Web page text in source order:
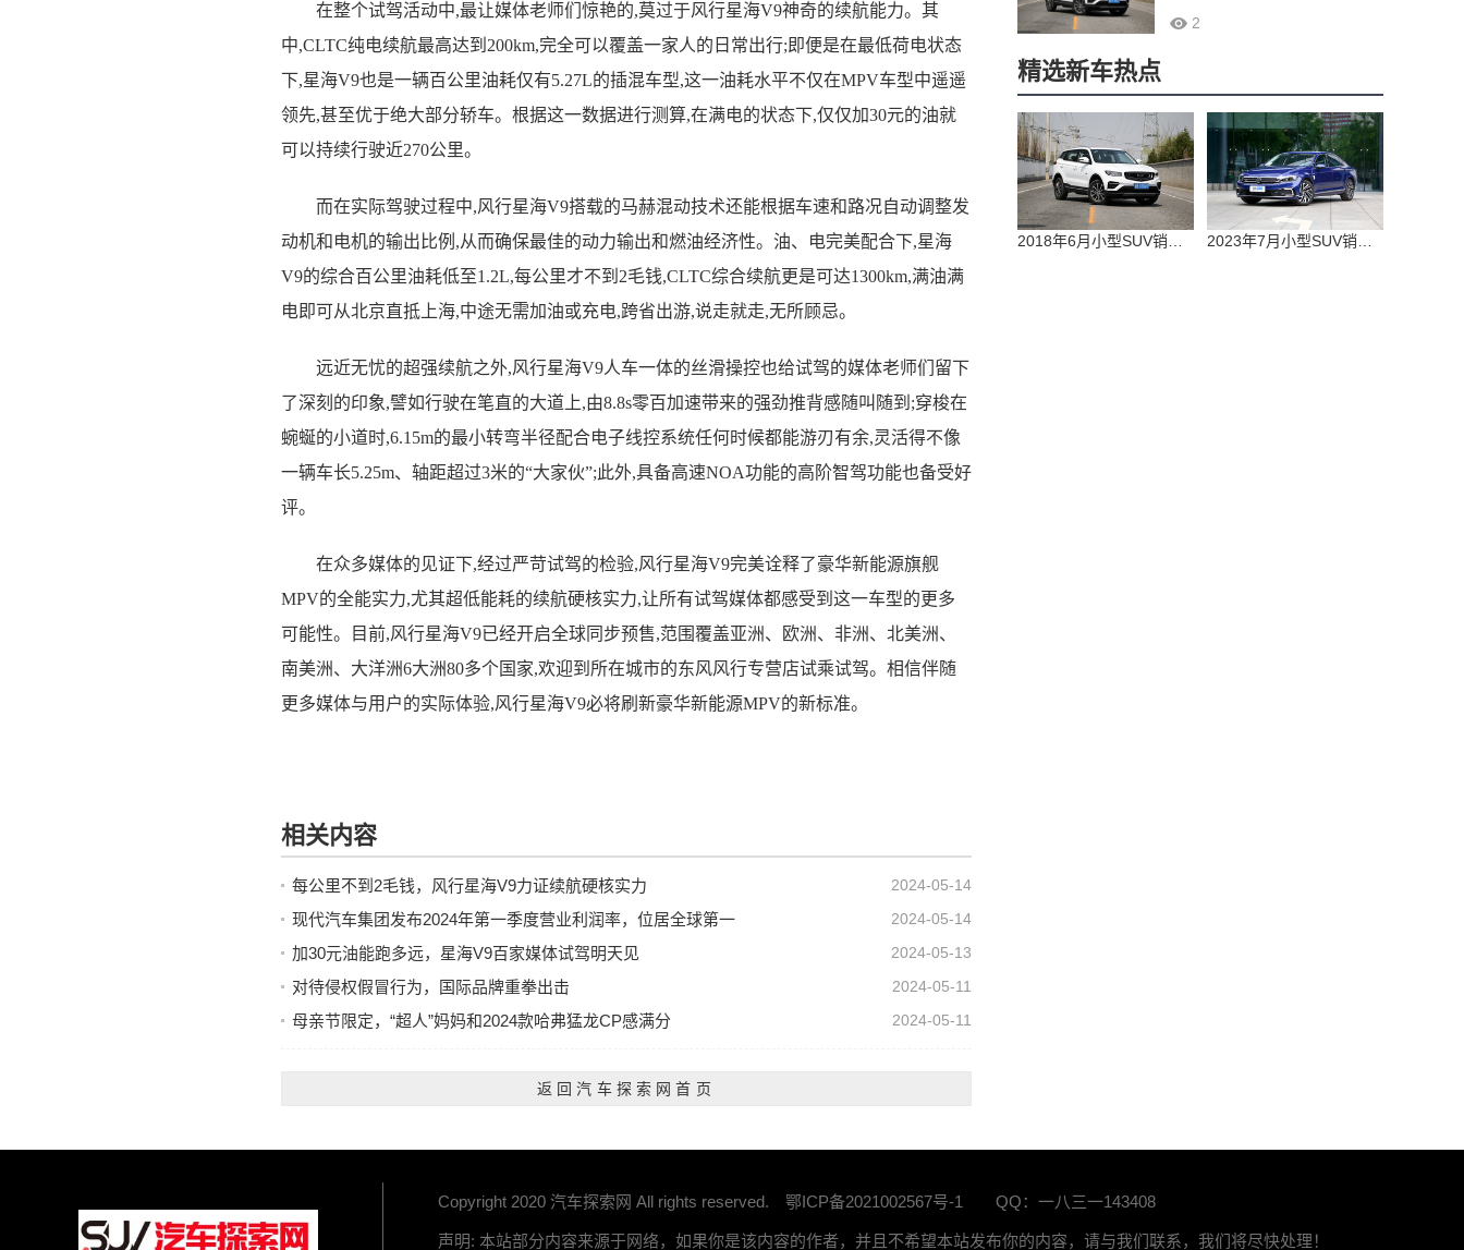
在整个试驾活动中,最让媒体老师们惊艳的,莫过于风行星海V9神奇的续航能力。其
中,CLTC纯电续航最高达到200km,完全可以覆盖一家人的日常出行;即便是在最低荷电状态
下,星海V9也是一辆百公里油耗仅有5.27L的插混车型,这一油耗水平不仅在MPV车型中遥遥
领先,甚至优于绝大部分轿车。根据这一数据进行测算,在满电的状态下,仅仅加30元的油就
可以持续行驶近270公里。
而在实际驾驶过程中,风行星海V9搭载的马赫混动技术还能根据车速和路况自动调整发
动机和电机的输出比例,从而确保最佳的动力输出和燃油经济性。油、电完美配合下,星海
V9的综合百公里油耗低至1.2L,每公里才不到2毛钱,CLTC综合续航更是可达1300km,满油满
电即可从北京直抵上海,中途无需加油或充电,跨省出游,说走就走,无所顾忌。
远近无忧的超强续航之外,风行星海V9人车一体的丝滑操控也给试驾的媒体老师们留下
了深刻的印象,譬如行驶在笔直的大道上,由8.8s零百加速带来的强劲推背感随叫随到;穿梭在
蜿蜒的小道时,6.15m的最小转弯半径配合电子线控系统任何时候都能游刃有余,灵活得不像
一辆车长5.25m、轴距超过3米的“大家伙”;此外,具备高速NOA功能的高阶智驾功能也备受好
评。
在众多媒体的见证下,经过严苛试驾的检验,风行星海V9完美诠释了豪华新能源旗舰
MPV的全能实力,尤其超低能耗的续航硬核实力,让所有试驾媒体都感受到这一车型的更多
可能性。目前,风行星海V9已经开启全球同步预售,范围覆盖亚洲、欧洲、非洲、北美洲、
南美洲、大洋洲6大洲80多个国家,欢迎到所在城市的东风风行专营店试乘试驾。相信伴随
更多媒体与用户的实际体验,风行星海V9必将刷新豪华新能源MPV的新标准。
相关内容
2024-05-14
每公里不到2毛钱，风行星海V9力证续航硬核实力
2024-05-14
现代汽车集团发布2024年第一季度营业利润率，位居全球第一
2024-05-13
加30元油能跑多远，星海V9百家媒体试驾明天见
2024-05-11
对待侵权假冒行为，国际品牌重拳出击
2024-05-11
母亲节限定，“超人”妈妈和2024款哈弗猛龙CP感满分
返回汽车探索网首页
2
精选新车热点
Copyright 2020 汽车探索网 All rights reserved. 鄂ICP备2021002567号-1 QQ：一八三一143408
声明: 本站部分内容来源于网络，如果你是该内容的作者，并且不希望本站发布你的内容，请与我们联系，我们将尽快处理！